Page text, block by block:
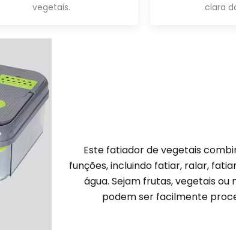
vegetais.
clara
Este fatiador de vegetais
funções, incluindo fatiar, ralar,
água. Sejam frutas, vegetais ou
podem ser facilmente